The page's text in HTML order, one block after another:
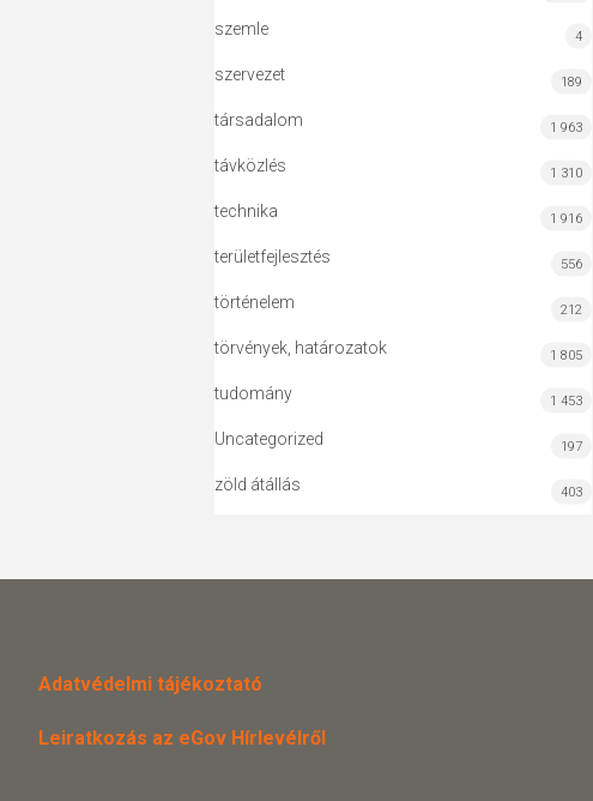
szemle 4
szervezet 189
társadalom 1 963
távközlés 1 310
technika 1 916
területfejlesztés 556
történelem 212
törvények, határozatok 1 805
tudomány 1 453
Uncategorized 197
zöld átállás 403
Adatvédelmi tájékoztató
Leiratkozás az eGov Hírlevélről